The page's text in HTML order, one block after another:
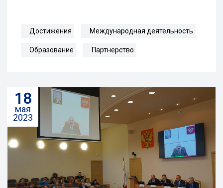
Достижения Международная деятельность
Образование Партнерство
18
мая
2023